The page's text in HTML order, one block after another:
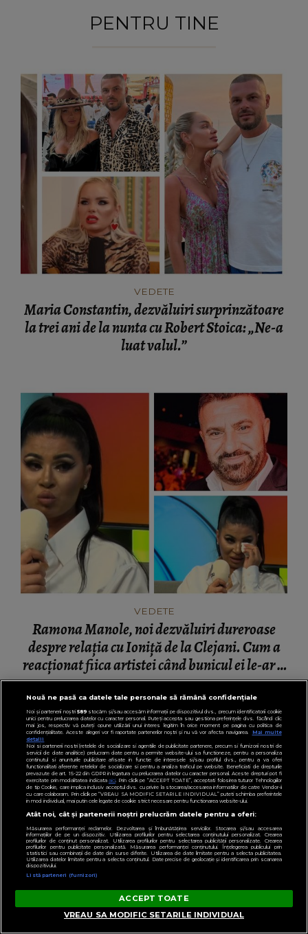
PENTRU TINE
VEDETE
Maria Constantin, dezvăluiri surprinzătoare
la trei ani de la nunta cu Robert Stoica: „Ne-a
luat valul.”
VEDETE
Ramona Manole, noi dezvăluiri dureroase
despre relația cu Ioniță de la Clejani. Cum a
reacționat fiica artistei când bunicul ei le-ar fi
ignorat: „Puteam să fiu moartă...”
INFORMATIILE ZILEI
Nouă ne pasă ca datele tale personale să rămână confidențiale
Noi și partenerii noștri589stocăm și/sau accesăm informații pe dispozitivul dvs., precum identificatorii cookie
unici pentru prelucrarea datelor cu caracter personal. Puteți accepta sau gestiona preferințele dvs. făcând clic
mai jos, respectiv vă puteți opune utilizării unui interes legitim în orice moment pe pagina cu politica de
confidențialitate. Aceste alegeri vor fi raportate partenerilor noștri și nu vă vor afecta navigarea.
Mai multe
detalii
Noi si partenerii nostri (retelele de socializare si agentiile de publicitate partenere, precum si furnizorii nostri de
servicii de date analitice) prelucram date pentru a permite website-ului sa functioneze, pentru a personaliza
continutul si anunturile publicitare afisate in functie de interesele si/sau profilul dvs., pentru a va oferi
functionalitati aferente retelelor de socializare si pentru a analiza traficul pe website. Beneficiati de drepturile
prevazute de art. 15-22 din GDPR in legatura cu prelucrarea datelor cu caracter personal. Aceste drepturi pot fi
exercitate prin modalitatea indicataaici. Prin click pe “ACCEPT TOATE”, acceptati folosirea tuturor Tehnologiilor
de tip Cookie, care implica inclusiv acceptul dvs. cu privire la stocarea/accesarea informatiilor de catre Vendor-ii
cu care colaboram. Prin click pe “VREAU SA MODIFIC SETARILE INDIVIDUAL” puteti schimba preferintele
in mod individual, mai putin cele legate de cookie strict necesare pentru functionarea website-ului.
Atât noi, cât și partenerii noștri prelucrăm datele pentru a oferi:
Măsurarea performanței reclamelor. Dezvoltarea și îmbunătățirea serviciilor. Stocarea și/sau accesarea
informațiilor de pe un dispozitiv. Utilizarea profilurilor pentru selectarea conținutului personalizat. Crearea
profilurilor de conținut personalizat. Utilizarea profilurilor pentru selectarea publicității personalizate. Crearea
profilurilor pentru publicitate personalizată. Măsurarea performanței conținutului. Înțelegerea publicului prin
statistici sau combinații de date din surse diferite. Utilizarea de date limitate pentru a selecta publicitatea.
Utilizarea datelor limitate pentru a selecta conținutul. Date precise de geolocație și identificarea prin scanarea
dispozitivului.
Listă parteneri (furnizori)
ACCEPT TOATE
VREAU SA MODIFIC SETARILE INDIVIDUAL